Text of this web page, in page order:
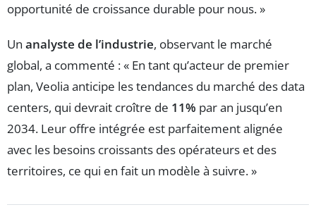
opportunité de croissance durable pour nous. »
Un analyste de l’industrie, observant le marché
global, a commenté : « En tant qu’acteur de premier
plan, Veolia anticipe les tendances du marché des data
centers, qui devrait croître de 11% par an jusqu’en
2034. Leur offre intégrée est parfaitement alignée
avec les besoins croissants des opérateurs et des
territoires, ce qui en fait un modèle à suivre. »